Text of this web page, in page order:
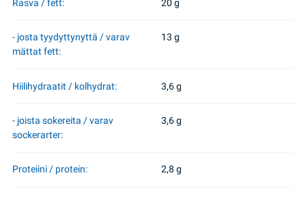
Rasva / fett: 20 g
- josta tyydyttynyttä / varav
mättat fett:
13 g
Hiilihydraatit / kolhydrat: 3,6 g
- joista sokereita / varav
sockerarter:
3,6 g
Proteiini / protein: 2,8 g